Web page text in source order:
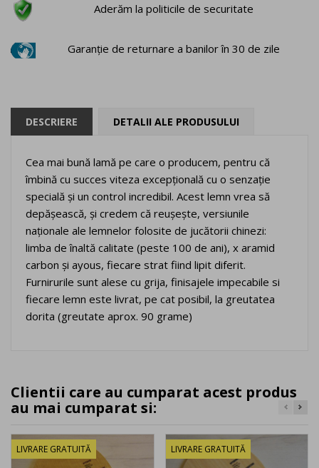
Aderăm la politicile de securitate
Garanție de returnare a banilor în 30 de zile
DESCRIERE DETALII ALE PRODUSULUI
Cea mai bună lamă pe care o producem, pentru că
îmbină cu succes viteza excepțională cu o senzație
specială și un control incredibil. Acest lemn vrea să
depășească, și credem că reușește, versiunile
naționale ale lemnelor folosite de jucătorii chinezi:
limba de înaltă calitate (peste 100 de ani), x aramid
carbon și ayous, fiecare strat fiind lipit diferit.
Furnirurile sunt alese cu grija, finisajele impecabile si
fiecare lemn este livrat, pe cat posibil, la greutatea
dorita (greutate aprox. 90 grame)
Clientii care au cumparat acest produs
au mai cumparat si:
LIVRARE GRATUITĂ LIVRARE GRATUITĂ